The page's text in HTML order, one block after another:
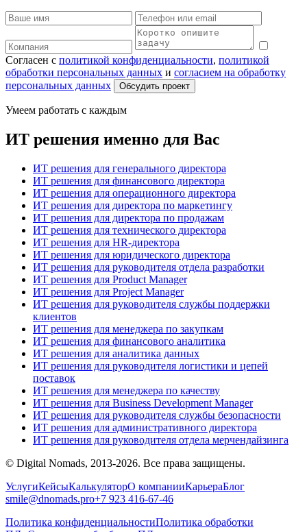
Согласен с политикой конфиденциальности, политикой
обработки персональных данных и согласием на обработку
персональных данных
Обсудить проект
Умеем работать с каждым
ИТ решения именно для Вас
ИТ решения для генерального директора
ИТ решения для финансового директора
ИТ решения для операционного директора
ИТ решения для директора по маркетингу
ИТ решения для директора по продажам
ИТ решения для технического директора
ИТ решения для HR-директора
ИТ решения для юридического директора
ИТ решения для руководителя отдела разработки
ИТ решения для Product Manager
ИТ решения для Project Manager
ИТ решения для руководителя службы поддержки
клиентов
ИТ решения для менеджера по закупкам
ИТ решения для финансового аналитика
ИТ решения для аналитика данных
ИТ решения для руководителя логистики и цепей
поставок
ИТ решения для менеджера по качеству
ИТ решения для Business Development Manager
ИТ решения для руководителя службы безопасности
ИТ решения для административного директора
ИТ решения для руководителя отдела мерчендайзинга
© Digital Nomads, 2013-2026. Все права защищены.
УслугиКейсыКалькуляторО компанииКарьераБлог
smile@dnomads.pro+7 923 416-67-46
Политика конфиденциальностиПолитика обработки